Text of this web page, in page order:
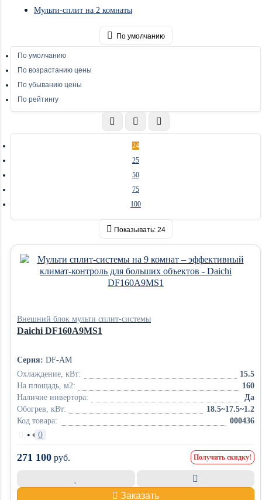
Мульти-сплит на 2 комнаты
По умолчанию
По умолчанию
По возрастанию цены
По убыванию цены
По рейтингу
24
25
50
75
100
Показывать: 24
Внешний блок мульти сплит-системы
Daichi DF160A9MS1
Серия: DF-AM
Охлаждение, кВт:
15.5
На площадь, м2:
160
Наличие инвертора:
Да
Обогрев, кВт:
18.5~17.5~1.2
Код товара:
000436
• 0
271 100 руб. Получить скидку!
Заказать